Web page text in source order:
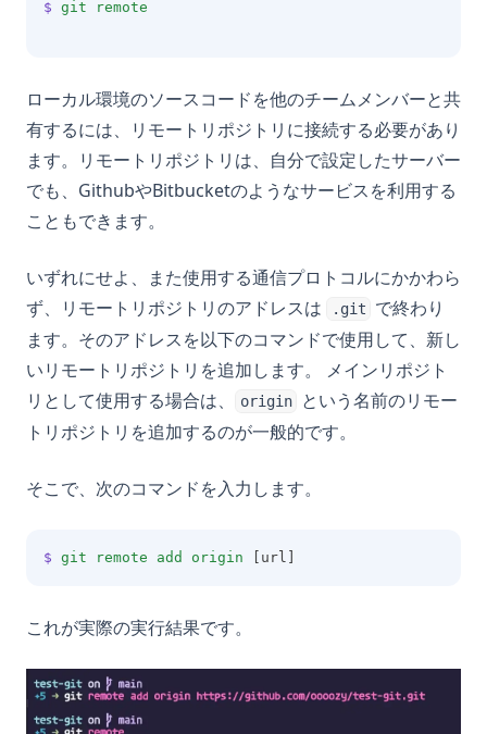
$ git remote
ローカル環境のソースコードを他のチームメンバーと共
有するには、リモートリポジトリに接続する必要があり
ます。リモートリポジトリは、自分で設定したサーバー
でも、GithubやBitbucketのようなサービスを利用する
こともできます。
いずれにせよ、また使用する通信プロトコルにかかわら
ず、リモートリポジトリのアドレスは
.git
で終わり
ます。そのアドレスを以下のコマンドで使用して、新し
いリモートリポジトリを追加します。 メインリポジト
リとして使用する場合は、
origin
という名前のリモー
トリポジトリを追加するのが一般的です。
そこで、次のコマンドを入力します。
$ git remote add origin [url]
これが実際の実行結果です。